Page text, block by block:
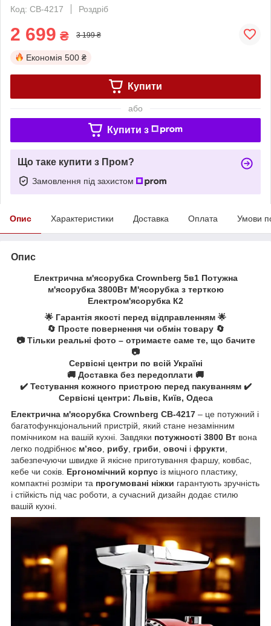
Код: CB-4217
Роздріб
2 699 ₴ 3 199 ₴
Економія 500 ₴
Купити
або
Купити з
Що таке купити з Пром?
Замовлення під захистом
Опис Характеристики Доставка Оплата Умови
Опис
Електрична м'ясорубка Crownberg 5в1 Потужна
м'ясорубка 3800Вт М'ясорубка з терткою
Електром'ясорубка К2
🌟 Гарантія якості перед відправленням 🌟
🔄 Просте повернення чи обмін товару 🔄
📷 Тільки реальні фото – отримаєте саме те, що бачите
📷
Сервісні центри по всій Україні
🚚 Доставка без передоплати 🚚
✔️ Тестування кожного пристрою перед пакуванням ✔️
Сервісні центри: Львів, Київ, Одеса
Електрична м'ясорубка Crownberg CB-4217 – це потужний і
багатофункціональний пристрій, який стане незамінним
помічником на вашій кухні. Завдяки потужності 3800 Вт вона
легко подрібнює м’ясо рибу гриби овочі і фрукти
забезпечуючи швидке й якісне приготування фаршу, ковбас,
кебе чи соків. Ергономічний корпус із міцного пластику,
компактні розміри та прогумовані ніжки гарантують зручність
і стійкість під час роботи, а сучасний дизайн додає стилю
вашій кухні.